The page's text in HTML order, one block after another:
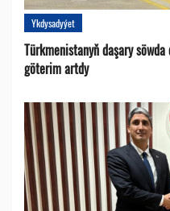
Ykdysadyýet
Türkmenistanyň daşary
göterim artdy